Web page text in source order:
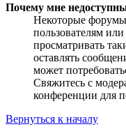
Почему мне
Некоторые
пользователям
просматривать
оставлять
может
Свяжитесь с
конференции для
Вернуться к началу